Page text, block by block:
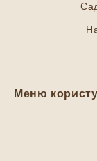
Меню